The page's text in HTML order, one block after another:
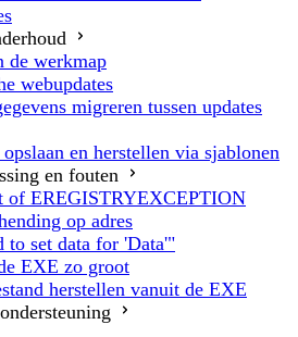
de werkmap
webupdates
migreren tussen updates
en herstellen via sjablonen
en fouten
of EREGISTRYEXCEPTION
op adres
to set data for 'Data'"
EXE zo groot
herstellen vanuit de EXE